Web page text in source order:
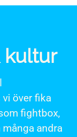
kultur
över fika
fightbox,
andra